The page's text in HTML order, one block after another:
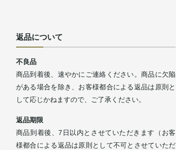
返品について
不良品
商品到着後、速やかにご連絡ください。商品に欠陥
がある場合を除き、お客様都合による返品は原則と
して応じかねますので、ご了承ください。
返品期限
商品到着後、7日以内とさせていただきます（お客
様都合による返品は原則として不可とさせていただ